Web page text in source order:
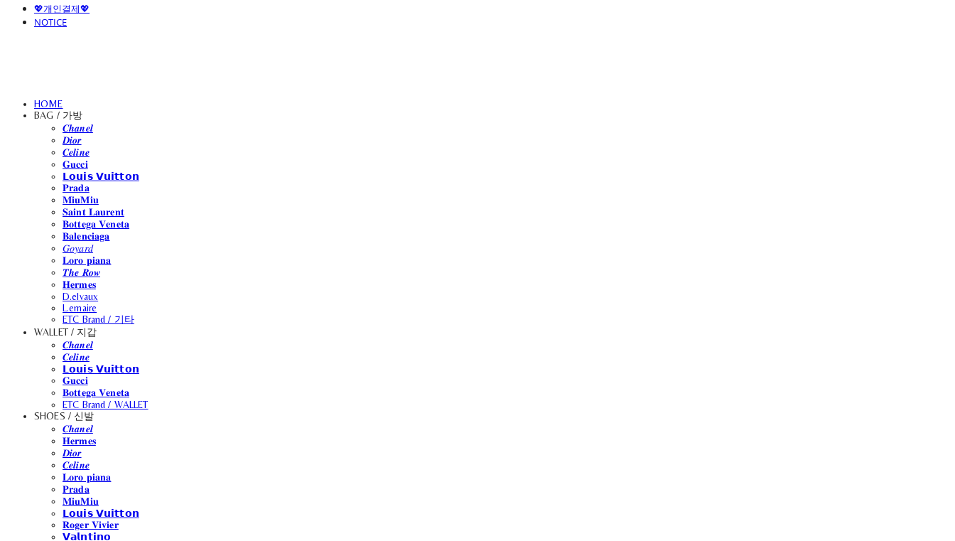
💖개인결제💖
NOTICE
HOME
BAG / 가방
𝑪𝒉𝒂𝒏𝒆𝒍
𝑫𝒊𝒐𝒓
𝑪𝒆𝒍𝒊𝒏𝒆
𝐆𝐮𝐜𝐜𝐢
𝗟𝗼𝘂𝗶𝘀 𝗩𝘂𝗶𝘁𝘁𝗼𝗻
𝐏𝐫𝐚𝐝𝐚
𝐌𝐢𝐮𝐌𝐢𝐮
𝐒𝐚𝐢𝐧𝐭 𝐋𝐚𝐮𝐫𝐞𝐧𝐭
𝐁𝐨𝐭𝐭𝐞𝐠𝐚 𝐕𝐞𝐧𝐞𝐭𝐚
𝐁𝐚𝐥𝐞𝐧𝐜𝐢𝐚𝐠𝐚
𝐺𝑜𝑦𝑎𝑟𝑑
𝐋𝐨𝐫𝐨 𝐩𝐢𝐚𝐧𝐚
𝑻𝒉𝒆 𝑹𝒐𝒘
𝐇𝐞𝐫𝐦𝐞𝐬
D.elvaux
L.emaire
ETC Brand / 기타
WALLET / 지갑
𝑪𝒉𝒂𝒏𝒆𝒍
𝑪𝒆𝒍𝒊𝒏𝒆
𝗟𝗼𝘂𝗶𝘀 𝗩𝘂𝗶𝘁𝘁𝗼𝗻
𝐆𝐮𝐜𝐜𝐢
𝐁𝐨𝐭𝐭𝐞𝐠𝐚 𝐕𝐞𝐧𝐞𝐭𝐚
ETC Brand / WALLET
SHOES / 신발
𝑪𝒉𝒂𝒏𝒆𝒍
𝐇𝐞𝐫𝐦𝐞𝐬
𝑫𝒊𝒐𝒓
𝑪𝒆𝒍𝒊𝒏𝒆
𝐋𝐨𝐫𝐨 𝐩𝐢𝐚𝐧𝐚
𝐏𝐫𝐚𝐝𝐚
𝐌𝐢𝐮𝐌𝐢𝐮
𝗟𝗼𝘂𝗶𝘀 𝗩𝘂𝗶𝘁𝘁𝗼𝗻
𝐑𝐨𝐠𝐞𝐫 𝐕𝐢𝐯𝐢𝐞𝐫
𝗩𝗮𝗹𝗻𝘁𝗶𝗻𝗼